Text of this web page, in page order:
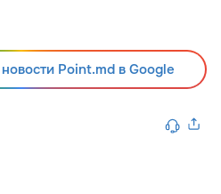
Point.md в Google